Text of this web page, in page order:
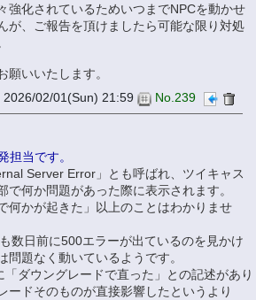
強化されているためいつまでNPCを動かせ
が、ご報告を頂けましたら可能な限り対処
願いいたします。
2026/02/01(Sun) 21:59 No.239
担当です。
Server Error」とも呼ばれ、ツイキャス
で何か問題があった際に表示されます。
何かが起きた」以上のことはわかりませ
数日前に500エラーが出ているのを見かけ
問題なく動いているようです。
ダウングレードで直った」との記述があり
ードそのものが直接影響したというより